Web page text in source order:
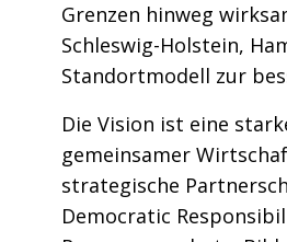
Grenzen hinweg
Schleswig-Holstein,
Standortmodell zur
Die Vision ist eine
gemeinsamer
strategische
Democratic